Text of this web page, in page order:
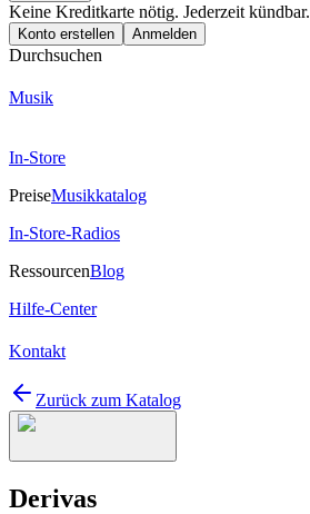
Keine Kreditkarte nötig. Jederzeit kündbar.
Konto erstellen Anmelden
Durchsuchen
Musik
In-Store
PreiseMusikkatalog
In-Store-Radios
RessourcenBlog
Hilfe-Center
Kontakt
Zurück zum Katalog
Derivas